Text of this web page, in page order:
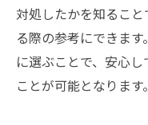
対処したかを知るこ
る際の参考にできま
に選ぶことで、安心
ことが可能となります。